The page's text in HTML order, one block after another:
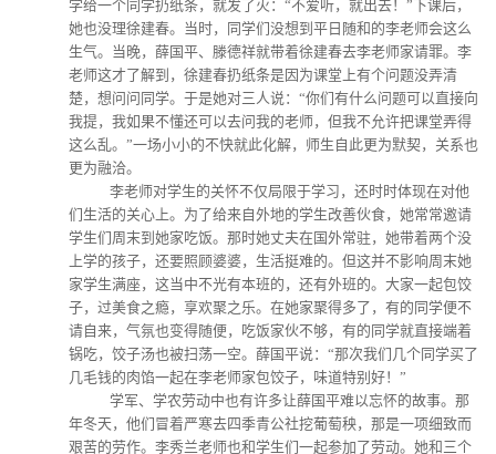
学给一个同学扔纸条，就发了火：“不爱听，就出去！”下课后，
她也没理徐建春。当时，同学们没想到平日随和的李老师会这么
生气。当晚，薛国平、滕德祥就带着徐建春去李老师家请罪。李
老师这才了解到，徐建春扔纸条是因为课堂上有个问题没弄清
楚，想问问同学。于是她对三人说：“你们有什么问题可以直接向
我提，我如果不懂还可以去问我的老师，但我不允许把课堂弄得
这么乱。”一场小小的不快就此化解，师生自此更为默契，关系也
更为融洽。
李老师对学生的关怀不仅局限于学习，还时时体现在对他
们生活的关心上。为了给来自外地的学生改善伙食，她常常邀请
学生们周末到她家吃饭。那时她丈夫在国外常驻，她带着两个没
上学的孩子，还要照顾婆婆，生活挺难的。但这并不影响周末她
家学生满座，这当中不光有本班的，还有外班的。大家一起包饺
子，过美食之瘾，享欢聚之乐。在她家聚得多了，有的同学便不
请自来，气氛也变得随便，吃饭家伙不够，有的同学就直接端着
锅吃，饺子汤也被扫荡一空。薛国平说：“那次我们几个同学买了
几毛钱的肉馅一起在李老师家包饺子，味道特别好！”
学军、学农劳动中也有许多让薛国平难以忘怀的故事。那
年冬天，他们冒着严寒去四季青公社挖葡萄秧，那是一项细致而
艰苦的劳作。李秀兰老师也和学生们一起参加了劳动。她和三个